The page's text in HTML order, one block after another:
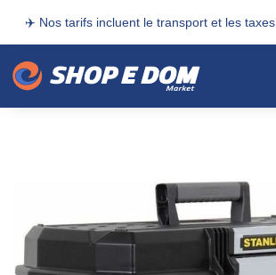
✈️ Nos tarifs incluent le transport et les taxes.